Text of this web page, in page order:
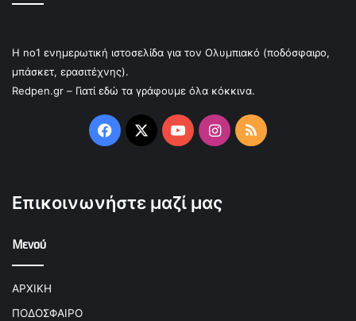
Η no1 ενημερωτική ιστοσελίδα για τον Ολυμπιακό (ποδόσφαιρο,
μπάσκετ, ερασιτέχνης).
Redpen.gr – Γιατί εδώ τα γράφουμε όλα κόκκινα.
Facebook
X YouTubeInstagram
RSS
Επικοινωνήστε μαζί μας
Μενού
ΑΡΧΙΚΗ
ΠΟΔΟΣΦΑΙΡΟ